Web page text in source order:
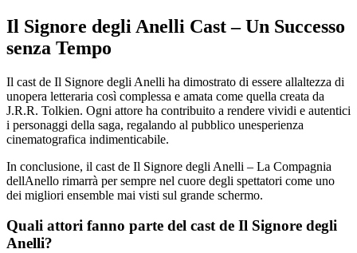
Il Signore degli Anelli Cast – Un Successo
senza Tempo
Il cast de Il Signore degli Anelli ha dimostrato di essere allaltezza di
unopera letteraria così complessa e amata come quella creata da
J.R.R. Tolkien. Ogni attore ha contribuito a rendere vividi e autentici
i personaggi della saga, regalando al pubblico unesperienza
cinematografica indimenticabile.
In conclusione, il cast de Il Signore degli Anelli – La Compagnia
dellAnello rimarrà per sempre nel cuore degli spettatori come uno
dei migliori ensemble mai visti sul grande schermo.
Quali attori fanno parte del cast de Il Signore degli
Anelli?